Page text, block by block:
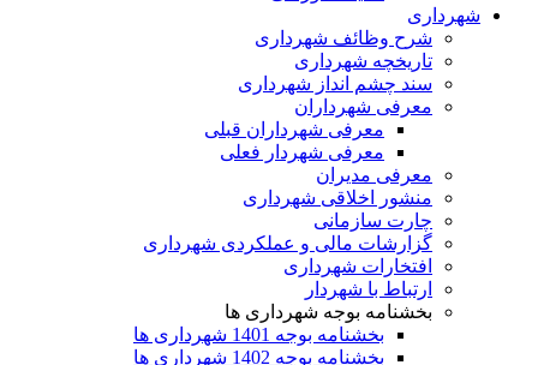
شهرداری
شرح وظائف شهرداری
تاریخچه شهرداری
سند چشم انداز شهرداری
معرفی شهرداران
معرفی شهرداران قبلی
معرفی شهردار فعلی
معرفی مدیران
منشور اخلاقی شهرداری
چارت سازمانی
گزارشات مالی و عملکردی شهرداری
افتخارات شهرداری
ارتباط با شهردار
بخشنامه بوجه شهرداری ها
بخشنامه بوجه 1401 شهرداری ها
بخشنامه بوجه 1402 شهرداری ها